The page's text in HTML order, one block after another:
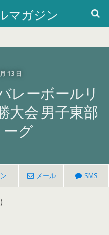
マガジン
13 日
レーボールリ
大会 男子東部
グ
メール SMS